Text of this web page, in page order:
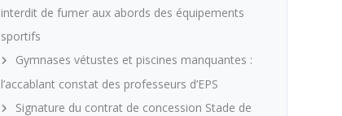
interdit de fumer aux abords des équipements
sportifs
Gymnases vétustes et piscines manquantes :
l’accablant constat des professeurs d’EPS
Signature du contrat de concession Stade de